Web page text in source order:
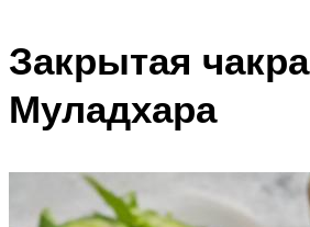
Закрытая чакра
Муладхара